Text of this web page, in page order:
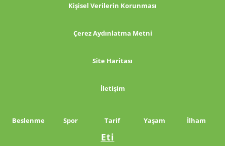
Kişisel Verilerin Korunması
Çerez Aydınlatma Metni
Site Haritası
İletişim
Beslenme Spor Tarif Yaşam İlham
Eti